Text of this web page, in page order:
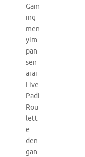
Gam
ing
men
yim
pan
sen
arai
Live
Padi
Rou
lett
e
den
gan